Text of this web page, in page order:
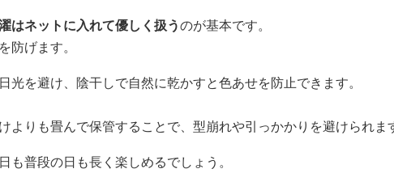
はネットに入れて優しく扱うのが基本です。
防げます。
光を避け、陰干しで自然に乾かすと色あせを防止できます。
よりも畳んで保管することで、型崩れや引っかかりを避けられま
も普段の日も長く楽しめるでしょう。